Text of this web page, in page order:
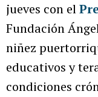
jueves con el
Fundación
niñez
educativos y
condiciones